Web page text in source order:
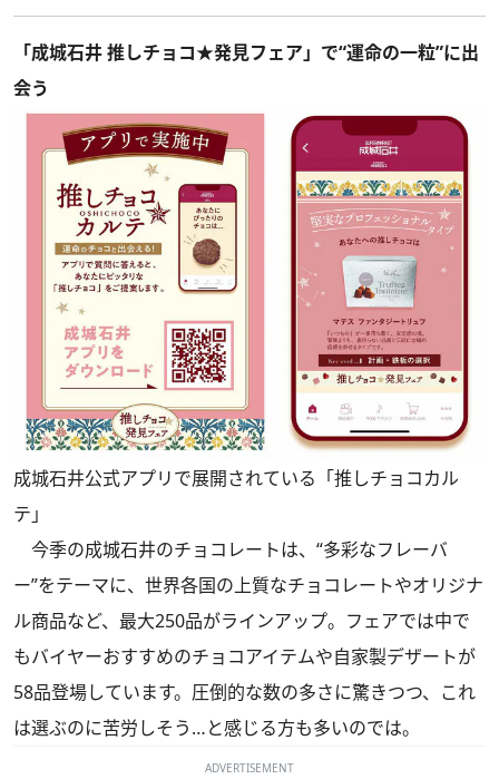
「成城石井 推しチョコ★発見フェア」で“運命の一粒”に出
会う
成城石井公式アプリで展開されている「推しチョコカル
テ」
今季の成城石井のチョコレートは、“多彩なフレーバ
ー”をテーマに、世界各国の上質なチョコレートやオリジナ
ル商品など、最大250品がラインアップ。フェアでは中で
もバイヤーおすすめのチョコアイテムや自家製デザートが
58品登場しています。圧倒的な数の多さに驚きつつ、これ
は選ぶのに苦労しそう…と感じる方も多いのでは。
ADVERTISEMENT